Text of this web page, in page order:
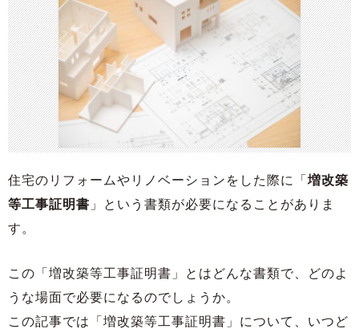
住宅のリフォームやリノベーションをした際に「 増改築
等工事証明書 」という書類が必要になることがありま
す。
この「増改築等工事証明書」とはどんな書類で、どのよ
うな場面で必要になるのでしょうか。
この記事では「増改築等工事証明書」について、いつど